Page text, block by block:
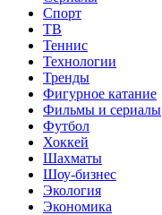
Спорт
ТВ
Теннис
Технологии
Тренды
Фигурное катание
Фильмы и сериалы
Футбол
Хоккей
Шахматы
Шоу-бизнес
Экология
Экономика